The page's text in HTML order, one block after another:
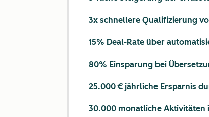
3x schnellere Qualifizierung
15% Deal-Rate über
80% Einsparung bei
25.000 € jährliche Ersparnis
30.000 monatliche Aktivitäten